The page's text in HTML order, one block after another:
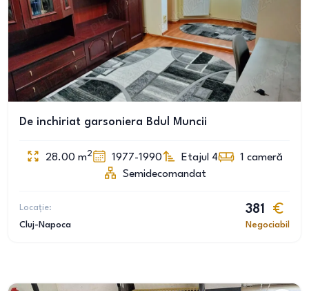
De inchiriat garsoniera Bdul Muncii
28.00 m2 1977-1990 Etajul 4 1 cameră
Semidecomandat
Locație:
Cluj-Napoca
381
Negociabil